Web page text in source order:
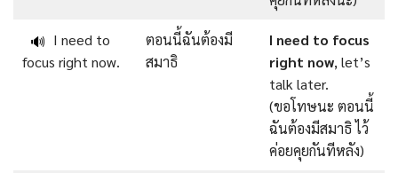
🔊 I need to
focus right now.
ตอนนี้ฉันต้องมี
สมาธิ
I need to focus
right now, let’s
talk later.
(ขอโทษนะ ตอนนี้
ฉันต้องมีสมาธิ ไว้
ค่อยคุยกันทีหลัง)